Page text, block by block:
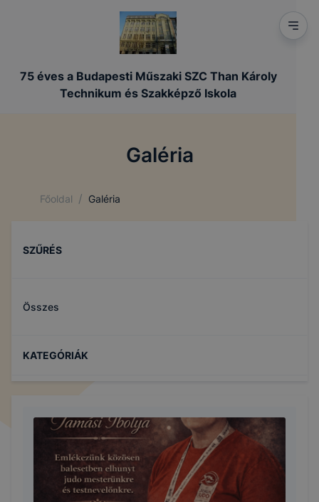
75 éves a Budapesti Műszaki SZC Than Károly
Technikum és Szakképző Iskola
Galéria
Főoldal / Galéria
SZŰRÉS
Összes
KATEGÓRIÁK